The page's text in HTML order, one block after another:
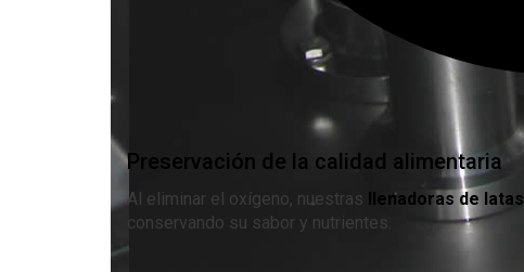
Preservación de la calidad alimentaria
Al eliminar el oxígeno, nuestras llenadoras de latas
conservando su sabor y nutrientes.